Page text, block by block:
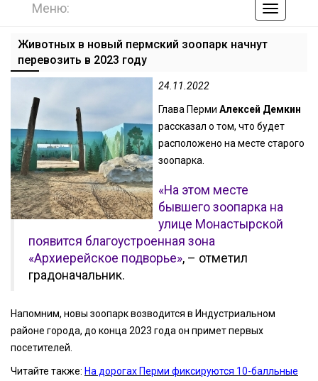
по
Меню:
Животных в новый пермский зоопарк начнут
перевозить в 2023 году
24.11.2022
Глава ПермиАлексей Демкин
рассказал о том, что будет
расположено на месте старого
зоопарка.
«На этом месте
бывшего зоопарка на
улице Монастырской
появится благоустроенная зона
«Архиерейское подворье», – отметил
градоначальник.
Напомним, новы зоопарк возводится в Индустриальном
районе города, до конца 2023 года он примет первых
посетителей.
Читайте также: На дорогах Перми фиксируются 10-балльные